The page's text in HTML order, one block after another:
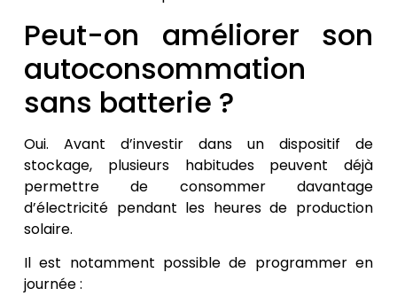
Peut-on améliorer son
autoconsommation
sans batterie ?
Oui. Avant d’investir dans un dispositif de
stockage, plusieurs habitudes peuvent déjà
permettre de consommer davantage
d’électricité pendant les heures de production
solaire.
Il est notamment possible de programmer en
journée :